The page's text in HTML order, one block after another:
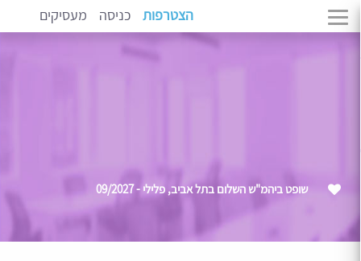
הצטרפות כניסה מעסיקים
שופט ביהמ"ש השלום בתל אביב, פלילי - 09/2027